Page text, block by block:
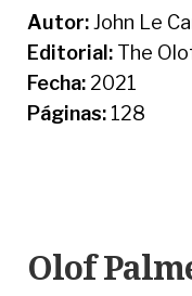
Autor:John Le
Editorial: The
Fecha: 2021
Páginas: 128
Olof